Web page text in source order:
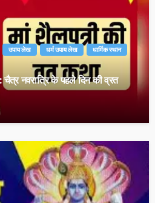
उपाय लेख धर्म उपाय लेख
धार्मिक स्थान
नवरात्रि के पहले दिन की व्रत